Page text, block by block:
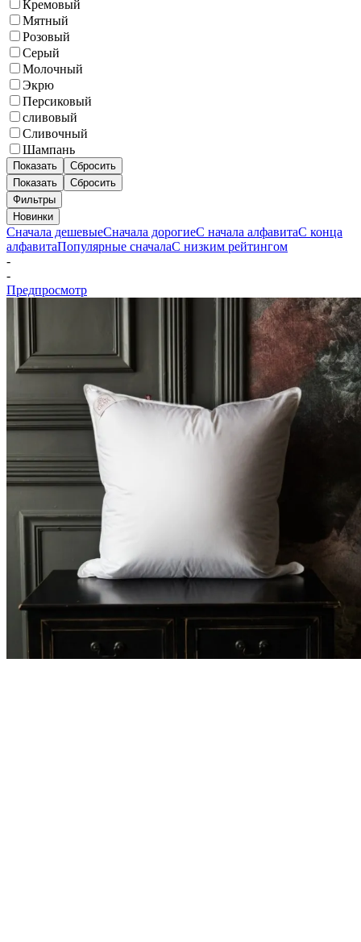
Кремовый
Мятный
Розовый
Серый
Молочный
Экрю
Персиковый
сливовый
Сливочный
Шампань
Показать
Сбросить
Показать
Сбросить
Фильтры
Новинки
Сначала дешевыеСначала дорогиеС начала алфавитаС конца
алфавитаПопулярные сначалаС низким рейтингом
-
-
Предпросмотр